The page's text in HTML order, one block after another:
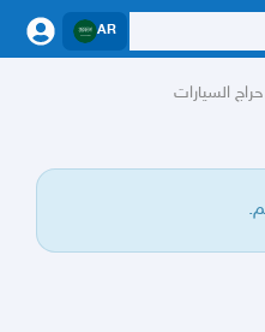
AR
حراج السيارات